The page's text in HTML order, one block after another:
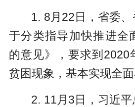
1. 8月22日，省委
于分类指导加快推进全
的意见》，要求到2020
贫困现象，基本实现全面
2. 11月3日，习近